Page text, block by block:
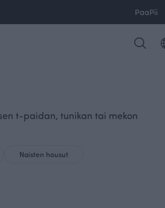
PaaPii
t-paidan, tunikan tai mekon
Naisten housut